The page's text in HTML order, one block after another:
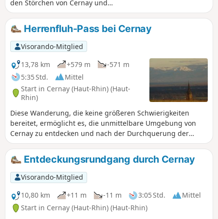
den Störchen von Cernay und
entdecken Sie dabei zahlreiche
Sehenswürdigkeiten und schöne
Ausblicke auf die Region. Bei gutem
Wetter können Sie sogar die Alpen
sehen!
Herrenfluh-Pass bei Cernay
Visorando-Mitglied
13,78 km
+579 m
-571 m
5:35 Std.
Mittel
Start in Cernay (Haut-Rhin) (Haut-
Rhin)
Diese Wanderung, die keine größeren Schwierigkeiten
bereitet, ermöglicht es, die unmittelbare Umgebung von
Cernay zu entdecken und nach der Durchquerung der
Weinberge und der Hochebene von La Loh in den
Eichenwald oberhalb von Steinbach einzutauchen. Von
mehreren Aussichtspunkten aus lässt sich ein Großteil der
elsässischen Ebene bis hin zum Schwarzwald überblicken.
Bei klarem Wetter bieten einige Stellen zudem einen
atemberaubenden Blick auf die Schweizer Alpen.
Entdeckungsrundgang durch Cernay
Visorando-Mitglied
10,80 km
+11 m -11 m 3:05 Std.
Mittel
Start in Cernay (Haut-Rhin) (Haut-Rhin)